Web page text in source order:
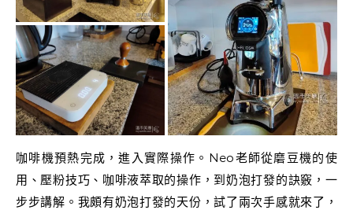
咖啡機預熱完成，進入實際操作。Neo老師從磨豆機的使
用、壓粉技巧、咖啡液萃取的操作，到奶泡打發的訣竅，一
步步講解。我頗有奶泡打發的天份，試了兩次手感就來了，